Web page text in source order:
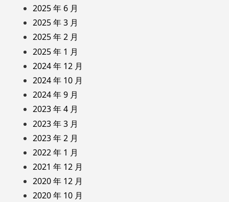
2025 年 6 月
2025 年 3 月
2025 年 2 月
2025 年 1 月
2024 年 12 月
2024 年 10 月
2024 年 9 月
2023 年 4 月
2023 年 3 月
2023 年 2 月
2022 年 1 月
2021 年 12 月
2020 年 12 月
2020 年 10 月